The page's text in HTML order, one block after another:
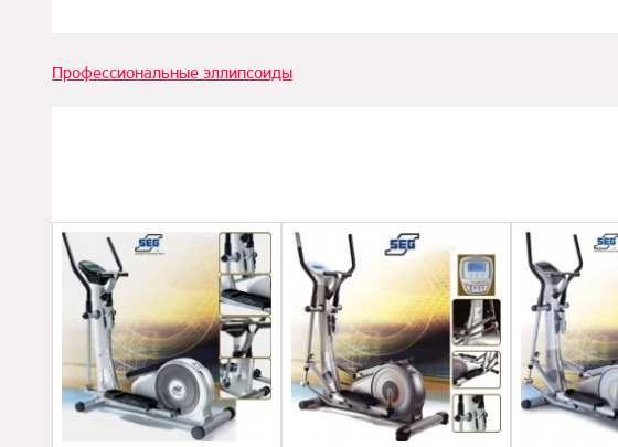
Профессиональные эллипсоиды